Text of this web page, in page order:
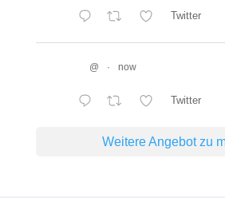
Twitter
@ · now
Twitter
Weitere Angebot zu